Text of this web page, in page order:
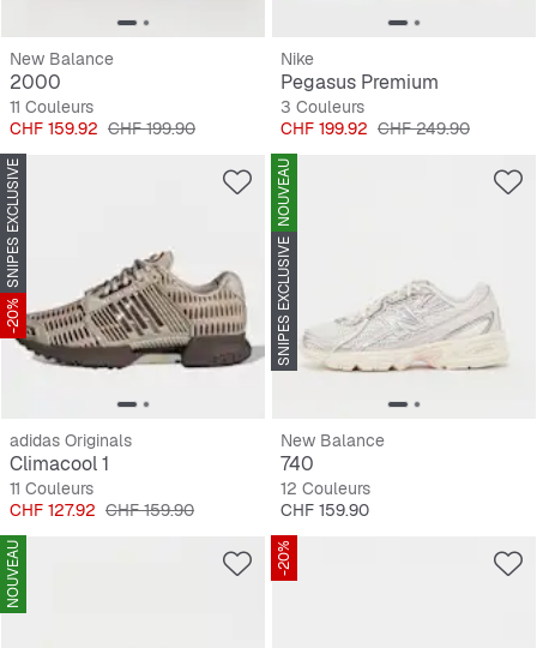
New Balance
2000
11 Couleurs
Prix
CHF 159.92 Prix original
CHF 199.90
Nike
Pegasus Premium
3 Couleurs
Prix
CHF 199.92 Prix original
CHF 249.90
SNIPES EXCLUSIVE
-20%
adidas Originals
Climacool 1
11 Couleurs
Prix
CHF 127.92 Prix original
CHF 159.90
NOUVEAU
SNIPES EXCLUSIVE
New Balance
740
12 Couleurs
Prix
CHF 159.90
NOUVEAU -20%